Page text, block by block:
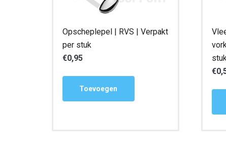
Opscheplepel | RVS | Verpakt
per stuk
€0,95
Toevoegen
€